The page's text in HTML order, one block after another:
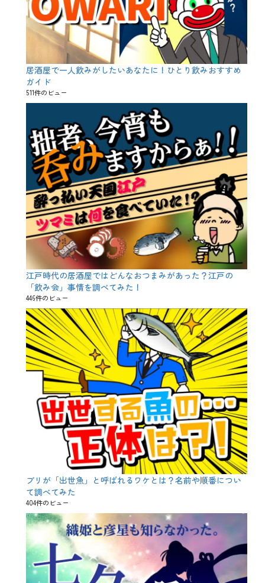
居酒屋で一人飲みがしたいあなたに！ひとり飲みおすすめ
ガイド
511件のビュー
江戸時代の居酒屋ではどんなおつまみがあった？江戸の
「飲み会」事情を調べてみた！
446件のビュー
ブリが「出世魚」と呼ばれるワケとは？名前や順番につい
て調べてみた
404件のビュー